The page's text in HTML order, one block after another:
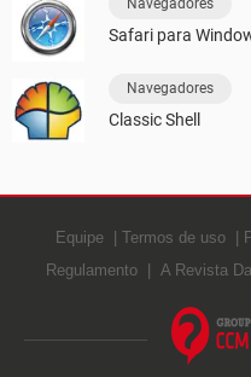
Navegadores
Safari para
Navegadores
Classic Shell
Equipe Termos de uso
Regulamento
A Revista